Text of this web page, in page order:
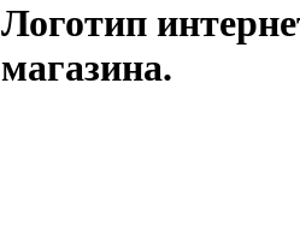
Логотип
магазина.